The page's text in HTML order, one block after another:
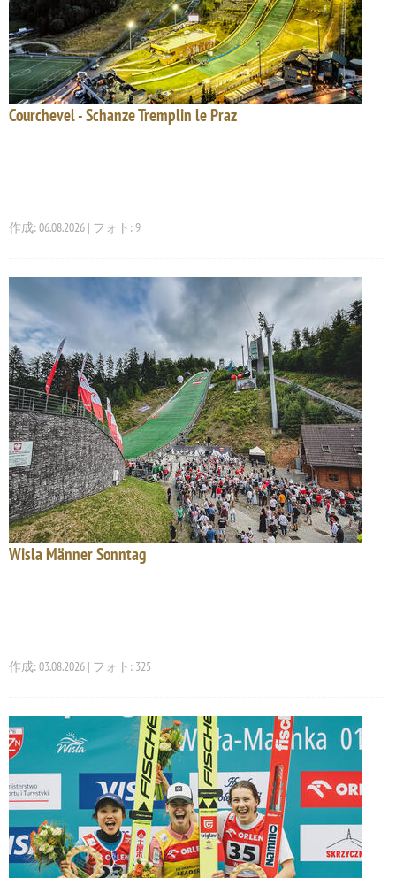
Courchevel - Schanze Tremplin le Praz
作成: 06.08.2026 | フォト: 9
Wisla Männer Sonntag
作成: 03.08.2026 | フォト: 325